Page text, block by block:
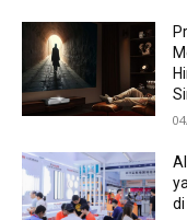
di